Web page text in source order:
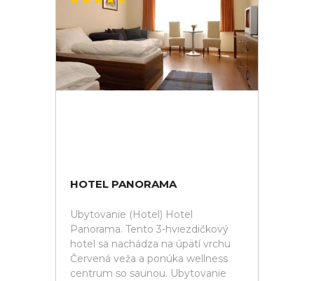
HOTEL PANORAMA
Ubytovanie (Hotel) Hotel
Panorama. Tento 3-hviezdičkový
hotel sa nachádza na úpätí vrchu
Červená veža a ponúka wellness
centrum so saunou. Ubytovanie